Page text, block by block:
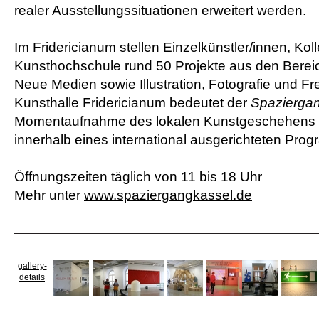
realer Ausstellungssituationen erweitert werden.
Im Fridericianum stellen Einzelkünstler/innen,
Kunsthochschule rund 50 Projekte aus den
Neue Medien sowie Illustration, Fotografie und
Kunsthalle Fridericianum bedeutet der
Momentaufnahme des lokalen
innerhalb eines international ausgerichteten
Öffnungszeiten täglich von 11 bis 18 Uhr
Mehr unter www.spaziergangkassel.de
gallery-
details